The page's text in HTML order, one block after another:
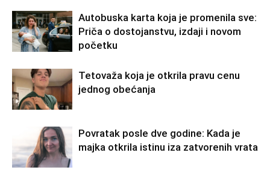
Autobuska karta koja je promenila sve:
Priča o dostojanstvu, izdaji i novom
početku
Tetovaža koja je otkrila pravu cenu
jednog obećanja
Povratak posle dve godine: Kada je
majka otkrila istinu iza zatvorenih vrata